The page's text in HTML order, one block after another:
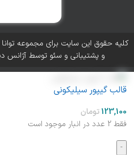
کلیه حقوق این سایت برای مجموعه
و پشتیبانی و سئو توسط آژانس
قالب گیپور سیلیکونی
فقط 2 عدد در انبار موجود است